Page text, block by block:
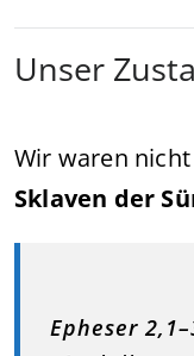
Unser
Wir waren
Sklaven der
Epheser